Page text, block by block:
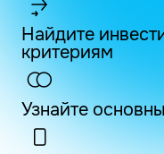
Найдите
критериям
Узнайте